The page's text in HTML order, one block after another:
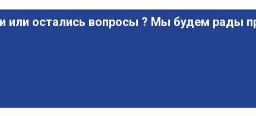
или остались вопросы ? Мы будем рады